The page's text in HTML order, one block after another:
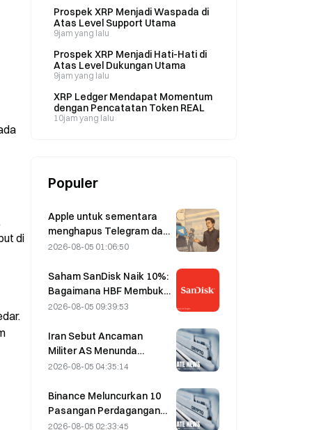
di
Prospek XRP Menjadi Waspada di
Atas Level Support Utama
9jam yang lalu
Prospek XRP Menjadi Hati-Hati di
Atas Level Dukungan Utama
9jam yang lalu
XRP Ledger Mendapat Momentum
dengan Pencatatan Token REAL
10jam yang lalu
Populer
Apple untuk sementara
menghapus Telegram dari
platformnya terkait
membantahnya dan
mengatakan bahwa
Telegram mengalami
2026-08-05 01:06:50
Saham SanDisk Naik 10%:
Bagaimana HBF Membuka
Siklus Baru Penyimpanan
Laporan Keuangan
Memvalidasi Logika
Pertumbuhan?
2026-08-05 09:39:53
Iran Sebut Ancaman
Militer AS Menunda
Kesepakatan Terkait
Oman pada 5 Agustus
2026-08-05 04:35:14
Binance Meluncurkan 10
Pasangan Perdagangan
bStocks Hari Ini Pukul
2026-08-05 02:33:45